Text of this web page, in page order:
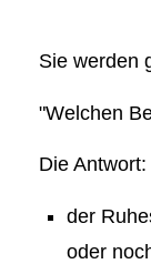
Sie werden
"Welchen
Die
der
oder